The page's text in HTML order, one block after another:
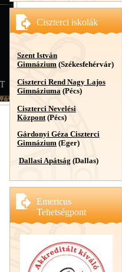
Ciszterci iskolák
Szent István
Gimnázium (Székesfehérvár)
Ciszterci Rend Nagy Lajos
Gimnáziuma (Pécs)
Ciszterci Nevelési
Központ(Pécs)
Gárdonyi Géza Ciszterci
Gimnázium (Eger)
Dallasi Apátság (Dallas)
Emericus
Tehetségpont